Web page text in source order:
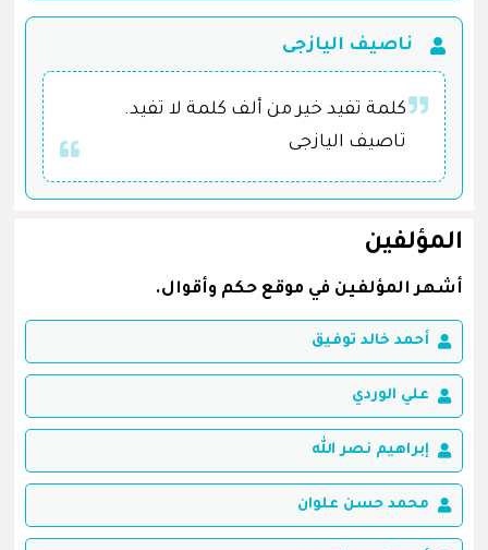
ناصيف اليازجى
كلمة تفيد خير من ألف كلمة لا تفيد.
تاصيف اليازجى
المؤلفين
أشهر المؤلفين في موقع حكم وأقوال.
أحمد خالد توفيق
علي الوردي
إبراهيم نصر الله
محمد حسن علوان